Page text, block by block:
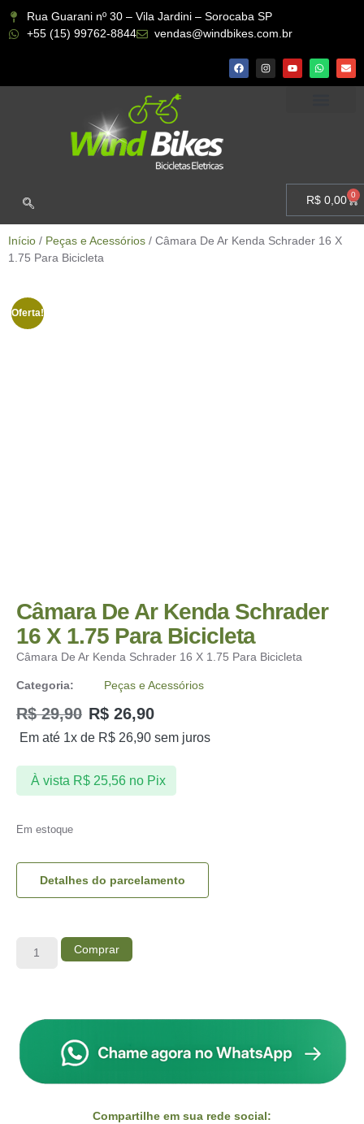
Rua Guarani nº 30 – Vila Jardini – Sorocaba SP
+55 (15) 99762-8844
vendas@windbikes.com.br
R$ 0,00 0
Início / Peças e Acessórios / Câmara De Ar Kenda Schrader 16 X
1.75 Para Bicicleta
Oferta!
Câmara De Ar Kenda Schrader
16 X 1.75 Para Bicicleta
Câmara De Ar Kenda Schrader 16 X 1.75 Para Bicicleta
Categoria: Peças e Acessórios
R$29,90 R$ 26,90
Em até 1x de R$ 26,90 sem juros
À vista R$25,56 no Pix
Em estoque
Detalhes do parcelamento
Comprar
Compartilhe em sua rede social: